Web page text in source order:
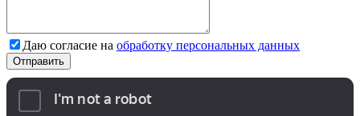
Даю согласие на обработку персональных данных